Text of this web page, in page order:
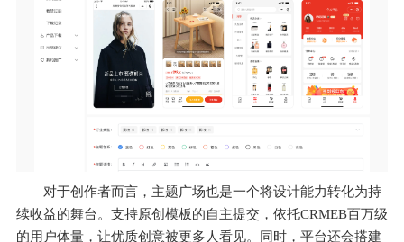
对于创作者而言，主题广场也是一个将设计能力转化为持
续收益的舞台。支持原创模板的自主提交，依托CRMEB百万级
的用户体量，让优质创意被更多人看见。同时，平台还会搭建